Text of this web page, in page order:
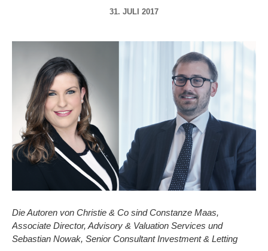
31. JULI 2017
Die Autoren von Christie & Co sind Constanze Maas,
Associate Director, Advisory & Valuation Services und
Sebastian Nowak, Senior Consultant Investment & Letting